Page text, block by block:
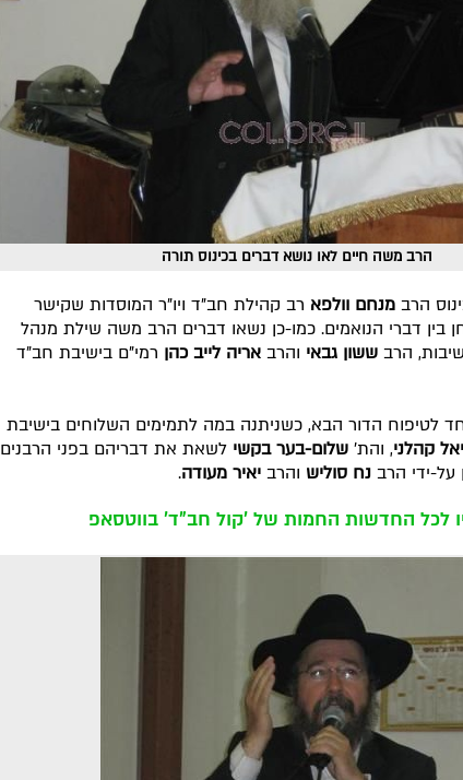
הרב משה חיים לאו נושא דברים בכינוס תורה
הרבמנחם וולפא רב קהילת חב"ד ויו"ר המוסדות שקישר
בין דברי הנואמים. כמו-כן נשאו דברים הרב משה שילת מנהל
הרבששון גבאי והרבאריה לייב כהן רמי"ם בישיבת חב"ד
לטיפוח הדור הבא, כשניתנה במה לתמימים השלוחים בישיבת
קהלני, והת'שלום-בער בקשי לשאת את דבריהם בפני הרבנים
על-ידי הרב נח סוליש והרביאיר מעודה.
לכל החדשות החמות של 'קול חב"ד' בווטסאפ